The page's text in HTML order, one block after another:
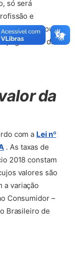
só será
e
profissional ou
pagamento da
da
com a Lei nº
(abre em nova aba)
. As taxas de
2018 constam
valores são
a variação
Consumidor –
Brasileiro de